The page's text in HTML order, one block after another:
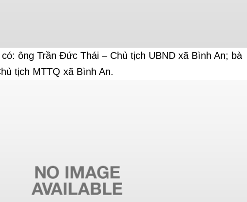
ông Trần Đức Thái – Chủ tịch UBND xã Bình An; bà
tịch MTTQ xã Bình An.